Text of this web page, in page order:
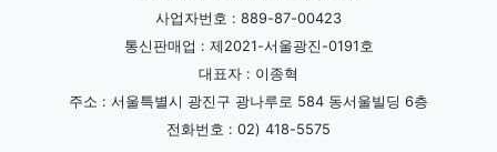
사업자번호 : 889-87-00423
통신판매업 : 제2021-서울광진-0191호
대표자 : 이종혁
주소 : 서울특별시 광진구 광나루로 584 동서울빌딩 6층
전화번호 : 02) 418-5575